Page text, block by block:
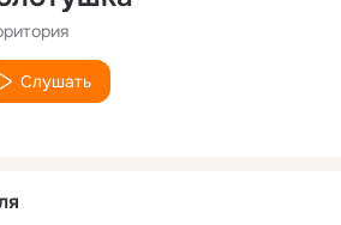
Слушать